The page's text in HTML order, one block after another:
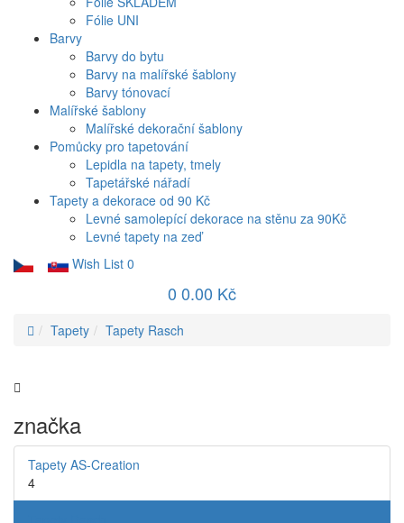
Fólie UNI
Barvy
Barvy do bytu
Barvy na malířské šablony
Barvy tónovací
Malířské šablony
Malířské dekorační šablony
Pomůcky pro tapetování
Lepidla na tapety, tmely
Tapetářské nářadí
Tapety a dekorace od 90 Kč
Levné samolepící dekorace na stěnu za 90Kč
Levné tapety na zeď
Wish List 0
0 0.00 Kč
Tapety Tapety Rasch
značka
Tapety AS-Creation
4